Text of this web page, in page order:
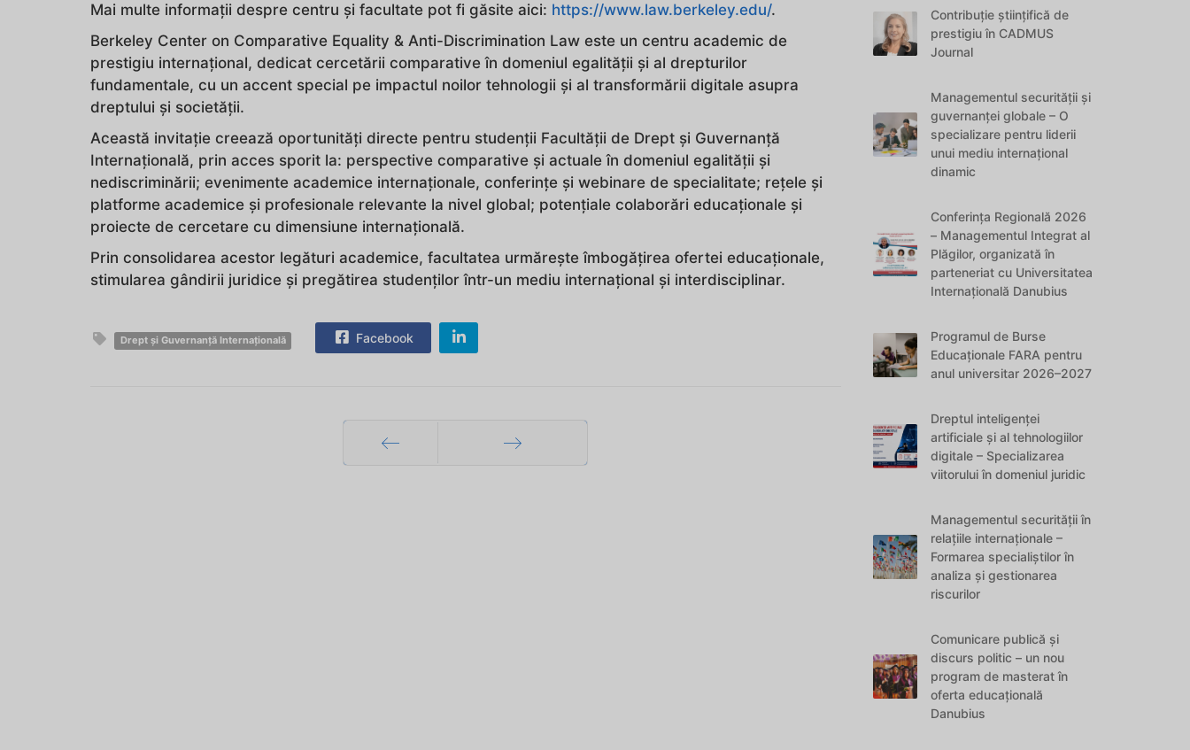
Mai multe informații despre centru și facultate pot fi găsite aici: https://www.law.berkeley.edu/.
Berkeley Center on Comparative Equality & Anti-Discrimination Law este un centru academic de
prestigiu internațional, dedicat cercetării comparative în domeniul egalității și al drepturilor
fundamentale, cu un accent special pe impactul noilor tehnologii și al transformării digitale asupra
dreptului și societății.
Această invitație creează oportunități directe pentru studenții Facultății de Drept și Guvernanță
Internațională, prin acces sporit la: perspective comparative și actuale în domeniul egalității și
nediscriminării; evenimente academice internaționale, conferințe și webinare de specialitate; rețele și
platforme academice și profesionale relevante la nivel global; potențiale colaborări educaționale și
proiecte de cercetare cu dimensiune internațională.
Prin consolidarea acestor legături academice, facultatea urmărește îmbogățirea ofertei educaționale,
stimularea gândirii juridice și pregătirea studenților într-un mediu internațional și interdisciplinar.
Drept și Guvernanță Internațională Facebook
Contribuție științifică de
prestigiu în CADMUS
Journal
Managementul securității și
guvernanței globale – O
specializare pentru liderii
unui mediu internațional
dinamic
Conferința Regională 2026
– Managementul Integrat al
Plăgilor, organizată în
parteneriat cu Universitatea
Internațională Danubius
Programul de Burse
Educaționale FARA pentru
anul universitar 2026–2027
Dreptul inteligenței
artificiale și al tehnologiilor
digitale – Specializarea
viitorului în domeniul juridic
Managementul securității în
relațiile internaționale –
Formarea specialiștilor în
analiza și gestionarea
riscurilor
Comunicare publică și
discurs politic – un nou
program de masterat în
oferta educațională
Danubius